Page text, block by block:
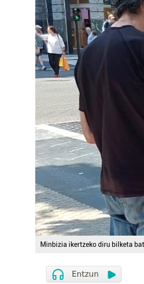
Minbizia ikertzeko diru bilketa